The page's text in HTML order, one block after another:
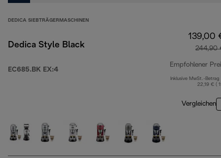
DEDICA SIEBTRÄGERMASCHINEN
Dedica Style Black
EC685.BK EX:4
139,00
244,90
Empfohlener
Inklusive MwSt.-Betrag
22,19 € (
Vergleichen